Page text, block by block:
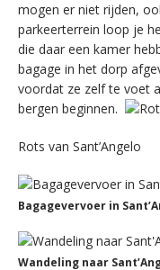
mogen er niet rijden,
parkeerterrein loop je
die daar een kamer
bagage in het dorp
voordat ze zelf te voet
bergen beginnen.
Rots van Sant’Angelo
Bagagevervoer in
Wandeling naar